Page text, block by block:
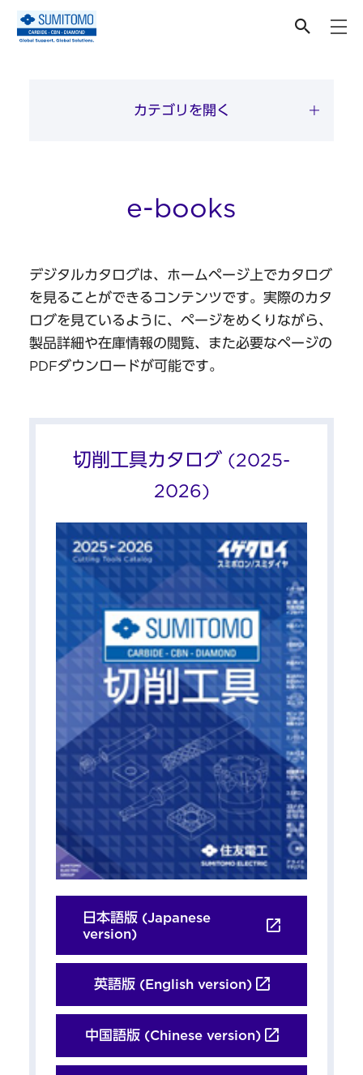
カタログ・CAD
カテゴリを開く
e-books
デジタルカタログは、ホームページ上でカタログ
を見ることができるコンテンツです。実際のカタ
ログを見ているように、ページをめくりながら、
製品詳細や在庫情報の閲覧、また必要なページの
PDFダウンロードが可能です。
切削工具カタログ (2025-
2026)
日本語版 (Japanese
version)
英語版 (English version)
中国語版 (Chinese version)